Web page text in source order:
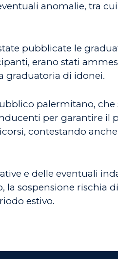
anomalie, tra
pubblicate le
erano stati
graduatoria di idonei.
palermitano, che
per garantire il
contestando
e delle eventuali
sospensione rischia
estivo.